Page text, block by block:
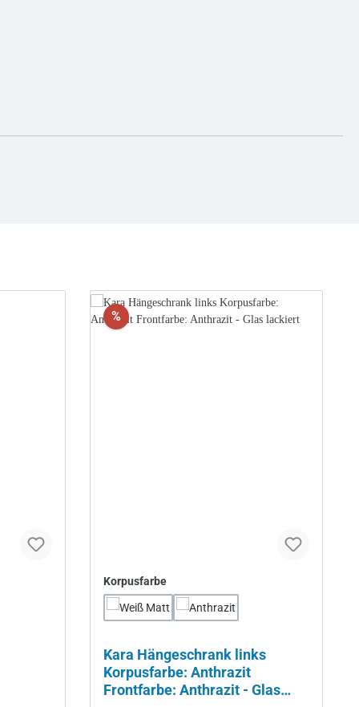
%Rabatt
Korpusfarbeauswählen
Kara Hängeschrank links
Korpusfarbe: Anthrazit
Frontfarbe: Anthrazit - Glas